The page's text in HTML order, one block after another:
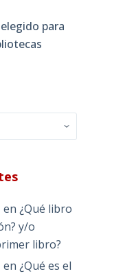
para
en¿Qué libro
y/o
libro?
en¿Qué es el